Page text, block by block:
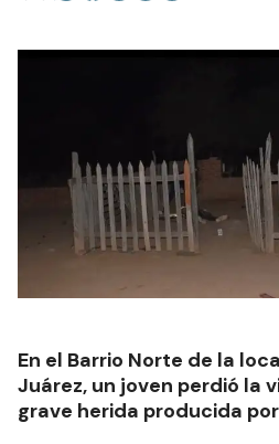
En el Barrio Norte de la
Juárez, un joven perdió la
grave herida producida